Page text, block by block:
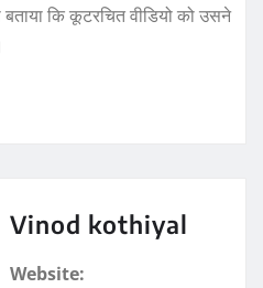
कि कूटरचित वीडियो को उसने
Vinod kothiyal
Website: